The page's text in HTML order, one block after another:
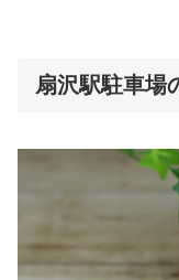
扇沢駅駐車場